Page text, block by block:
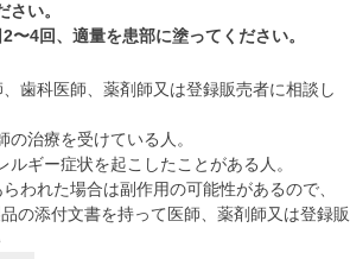
さい。
2〜4回、適量を患部に塗ってください。
歯科医師、薬剤師又は登録販売者に相談し
治療を受けている人。
ギー症状を起こしたことがある人。
われた場合は副作用の可能性があるので、
の添付文書を持って医師、薬剤師又は登録販